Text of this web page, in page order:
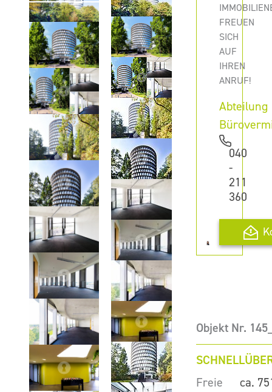
FREUEN
SICH
AUF
IHREN
ANRUF!
Abteilung
040
-
211
360
Objekt Nr.
Freie
ca.